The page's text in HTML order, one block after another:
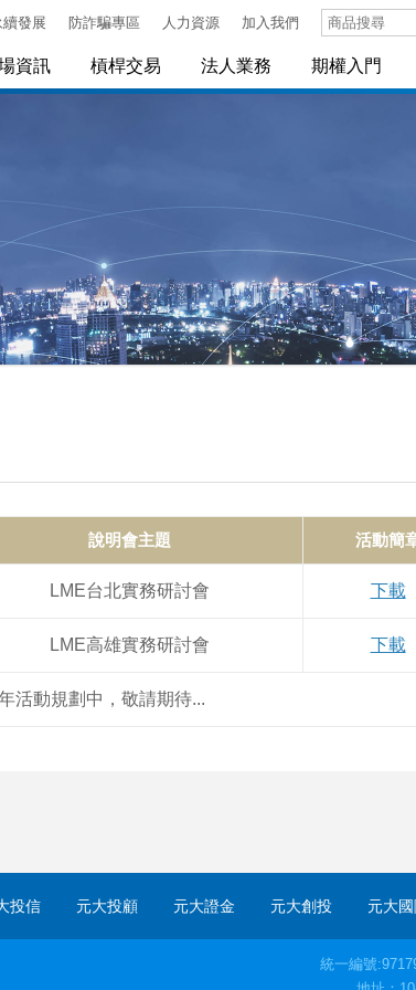
續發展 防詐騙專區 人力資源 加入我們
資訊 槓桿交易 法人業務 期權入門
說明會主題 活動簡
LME台北實務研討會 下載
LME高雄實務研討會 下載
活動規劃中，敬請期待...
投信 元大投顧 元大證金 元大創投 元大
統一編號